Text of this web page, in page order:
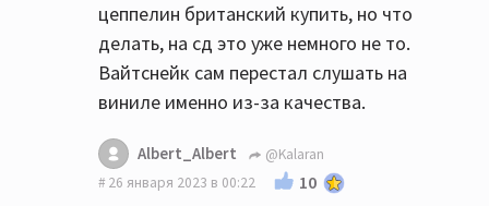
цеппелин британский купить, но что
делать, на сд это уже немного не то.
Вайтснейк сам перестал слушать на
виниле именно из-за качества.
Albert_Albert
@Kalaran
26 января 2023 в 00:22
10